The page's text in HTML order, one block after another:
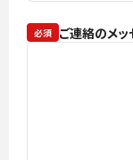
必須 ご連絡のメッ